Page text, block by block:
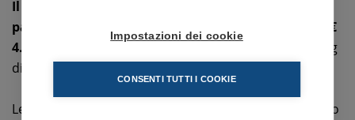
Il contributo
pari a € 2.000 su un spesa minima rendicontata di €
4.000
(più ulteriori 200 € se l’impresa è dotata di rating
di legalità).
Le aziende interessate a partecipare al bando possono
Impostazioni dei cookie
CONSENTI TUTTI I COOKIE